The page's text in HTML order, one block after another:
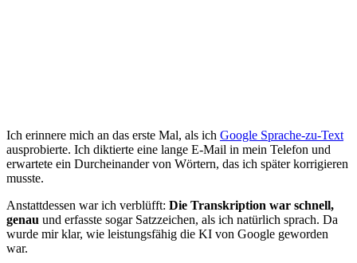
Ich erinnere mich an das erste Mal, als ich Google Sprache-zu-Text
ausprobierte. Ich diktierte eine lange E-Mail in mein Telefon und
erwartete ein Durcheinander von Wörtern, das ich später korrigieren
musste.
Anstattdessen war ich verblüfft: Die Transkription war schnell,
genau und erfasste sogar Satzzeichen, als ich natürlich sprach. Da
wurde mir klar, wie leistungsfähig die KI von Google geworden
war.